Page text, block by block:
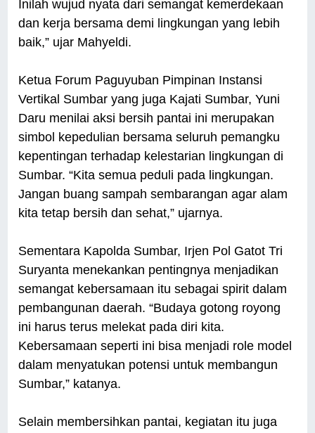
Inilah wujud nyata dari semangat kemerdekaan
dan kerja bersama demi lingkungan yang lebih
baik,” ujar Mahyeldi.
Ketua Forum Paguyuban Pimpinan Instansi
Vertikal Sumbar yang juga Kajati Sumbar, Yuni
Daru menilai aksi bersih pantai ini merupakan
simbol kepedulian bersama seluruh pemangku
kepentingan terhadap kelestarian lingkungan di
Sumbar. “Kita semua peduli pada lingkungan.
Jangan buang sampah sembarangan agar alam
kita tetap bersih dan sehat,” ujarnya.
Sementara Kapolda Sumbar, Irjen Pol Gatot Tri
Suryanta menekankan pentingnya menjadikan
semangat kebersamaan itu sebagai spirit dalam
pembangunan daerah. “Budaya gotong royong
ini harus terus melekat pada diri kita.
Kebersamaan seperti ini bisa menjadi role model
dalam menyatukan potensi untuk membangun
Sumbar,” katanya.
Selain membersihkan pantai, kegiatan itu juga